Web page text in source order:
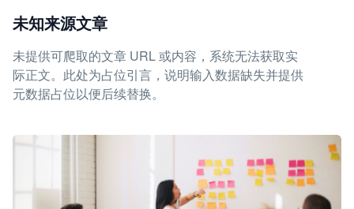
未知来源文章
未提供可爬取的文章 URL 或内容，系统无法获取实
际正文。此处为占位引言，说明输入数据缺失并提供
元数据占位以便后续替换。